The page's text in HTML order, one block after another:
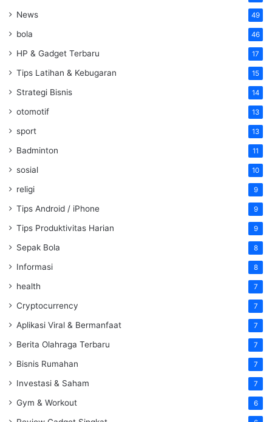
News 49
bola 46
HP & Gadget Terbaru 17
Tips Latihan & Kebugaran 15
Strategi Bisnis 14
otomotif 13
sport 13
Badminton 11
sosial 10
religi 9
Tips Android / iPhone 9
Tips Produktivitas Harian 9
Sepak Bola 8
Informasi 8
health 7
Cryptocurrency 7
Aplikasi Viral & Bermanfaat 7
Berita Olahraga Terbaru 7
Bisnis Rumahan 7
Investasi & Saham 7
Gym & Workout 6